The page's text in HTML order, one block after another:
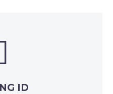
ID